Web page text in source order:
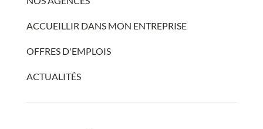
ACCUEILLIR DANS MON ENTREPRISE
OFFRES D'EMPLOIS
ACTUALITÉS